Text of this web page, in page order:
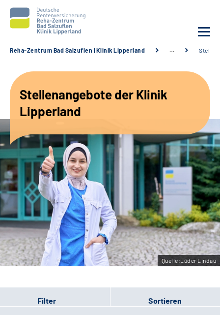
Unsere Angebote
Service
Karriere
Sozialdienste & Zuweisende
Suche
Leichte Sprache
Gebärdensprache
Reha-Zentrum Bad Salzuflen | Klinik Lipperland …
Stellenangebote der Klinik
Lipperland
Quelle:Lüder Lindau
Filter Sortieren